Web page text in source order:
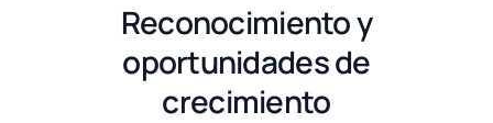
Reconocimiento y
oportunidades de
crecimiento